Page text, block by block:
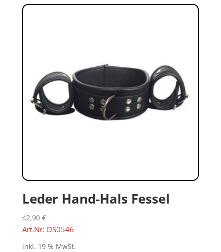
Leder Hand-Hals Fessel
42,90 €
Art.Nr: OS0546
inkl. 19 % MwSt.